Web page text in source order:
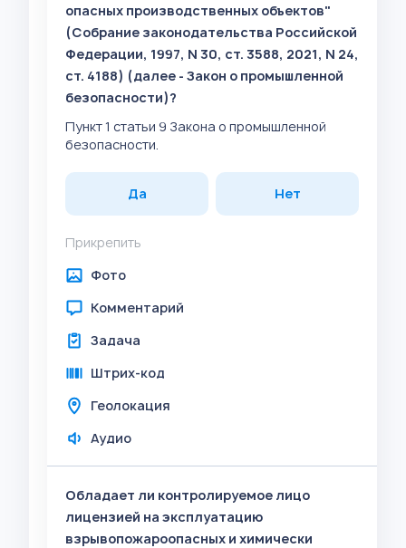
опасных производственных объектов"
(Собрание законодательства Российской
Федерации, 1997, N 30, ст. 3588, 2021, N 24,
ст. 4188) (далее - Закон о промышленной
безопасности)?
Пункт 1 статьи 9 Закона о промышленной
безопасности.
Да Нет
Прикрепить
Фото
Комментарий
Задача
Штрих-код
Геолокация
Аудио
Обладает ли контролируемое лицо
лицензией на эксплуатацию
взрывопожароопасных и химически